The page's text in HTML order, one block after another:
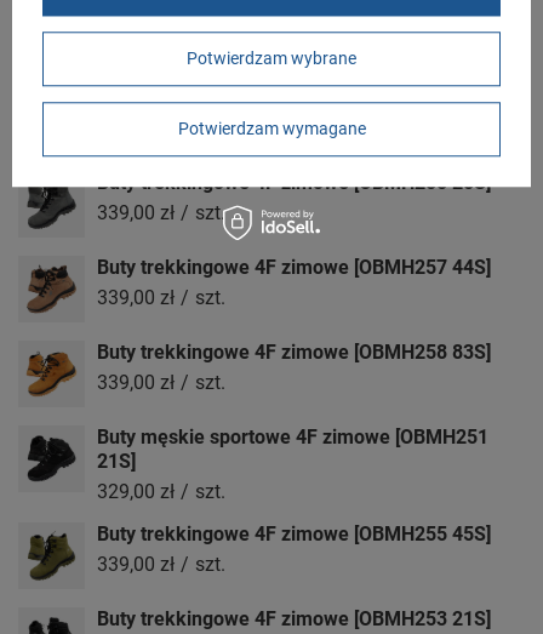
Zobacz również
Buty trekkingowe 4F zimowe [OBMH255 25S]
339,00 zł / szt.
Buty trekkingowe 4F zimowe [OBMH257 44S]
339,00 zł / szt.
Buty trekkingowe 4F zimowe [OBMH258 83S]
339,00 zł / szt.
Buty męskie sportowe 4F zimowe [OBMH251
21S]
329,00 zł / szt.
Buty trekkingowe 4F zimowe [OBMH255 45S]
339,00 zł / szt.
Buty trekkingowe 4F zimowe [OBMH253 21S]
Potwierdzam wybrane
Potwierdzam wymagane